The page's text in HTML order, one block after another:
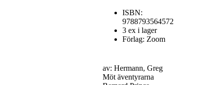
ISBN:
9788793564572
3 ex i lager
Förlag: Zoom
av: Hermann, Greg
Möt äventyrarna